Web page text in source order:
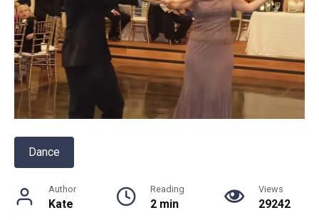
Dance
Author
Kate
Reading
2 min
Views
29242